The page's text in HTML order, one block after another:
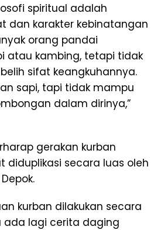
spiritual adalah
dan karakter kebinatangan
orang pandai
atau kambing, tetapi tidak
sifat keangkuhannya.
sapi, tapi tidak mampu
dalam dirinya,”
gerakan kurban
diduplikasi secara luas oleh
kurban dilakukan secara
ada lagi cerita daging